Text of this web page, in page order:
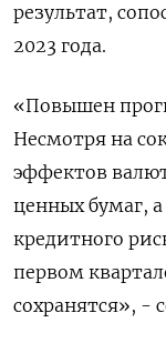
результат,
2023 года.
«Повышен
Несмотря на
эффектов
ценных бумаг,
кредитного
первом
сохранятся», -